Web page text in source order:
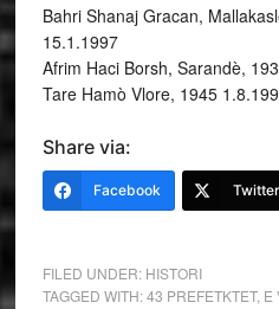
Bahri Shanaj Gracan,
15.1.1997
Afrim Haci Borsh, Sarandè,
Tare Hamò Vlore, 1945
Share via:
Facebook Twitter
FILED UNDER: HISTORI
TAGGED WITH:43 PREFETKTET, E